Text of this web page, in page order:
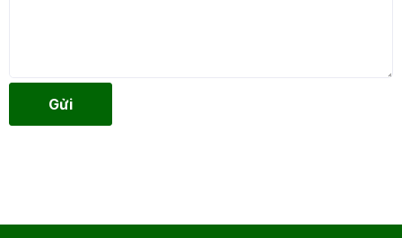
Gửi